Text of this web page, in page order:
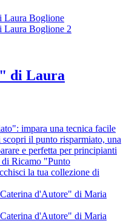
di Laura
impara una tecnica facile
il punto risparmiato, una
e perfetta per principianti
di Ricamo "Punto
la tua collezione di